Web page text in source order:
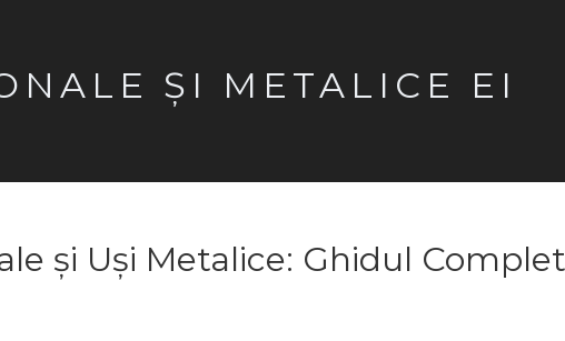
ȘI METALICE EI
și Uși Metalice: Ghidul